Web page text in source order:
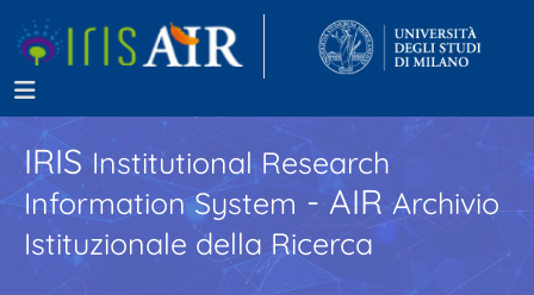
IRISInstitutional Research
Information System - AIR Archivio
Istituzionale della Ricerca